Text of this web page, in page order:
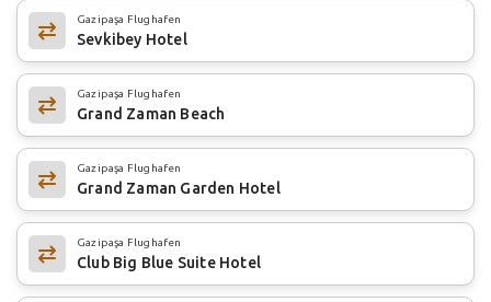
Gazipaşa Flughafen
Sevkibey Hotel
Gazipaşa Flughafen
Grand Zaman Beach
Gazipaşa Flughafen
Grand Zaman Garden Hotel
Gazipaşa Flughafen
Club Big Blue Suite Hotel